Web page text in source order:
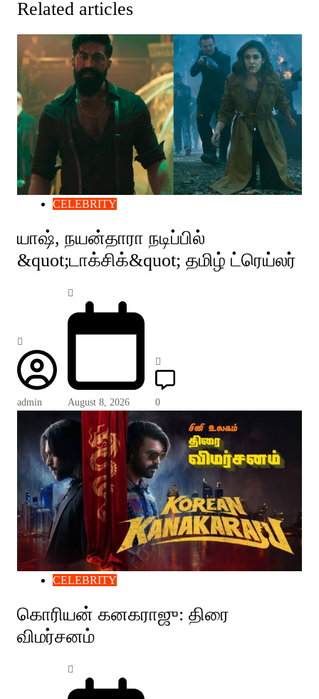
Related articles
CELEBRITY
யாஷ், நயன்தாரா நடிப்பில்
&quot;டாக்சிக்&quot; தமிழ் ட்ரெய்லர்
admin August 8, 2026 0
CELEBRITY
கொரியன் கனகராஜு: திரை
விமர்சனம்